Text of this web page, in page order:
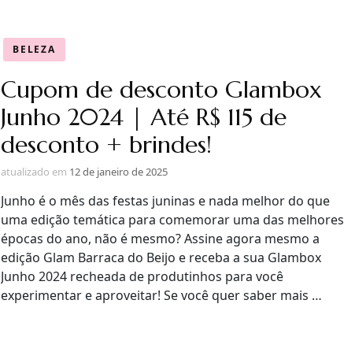
BELEZA
Cupom de desconto Glambox
Junho 2024 | Até R$ 115 de
desconto + brindes!
atualizado em 12 de janeiro de 2025
Junho é o mês das festas juninas e nada melhor do que
uma edição temática para comemorar uma das melhores
épocas do ano, não é mesmo? Assine agora mesmo a
edição Glam Barraca do Beijo e receba a sua Glambox
Junho 2024 recheada de produtinhos para você
experimentar e aproveitar! Se você quer saber mais …